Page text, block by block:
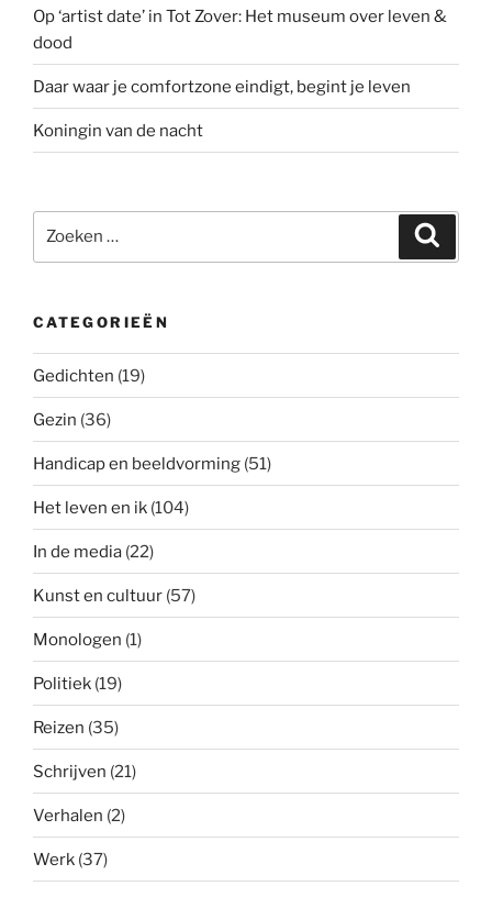
Op ‘artist date’ in Tot Zover: Het museum over leven &
dood
Daar waar je comfortzone eindigt, begint je leven
Koningin van de nacht
naar:
CATEGORIEËN
Gedichten (19)
Gezin (36)
Handicap en beeldvorming (51)
Het leven en ik (104)
In de media (22)
Kunst en cultuur (57)
Monologen (1)
Politiek (19)
Reizen (35)
Schrijven (21)
Verhalen (2)
Werk (37)